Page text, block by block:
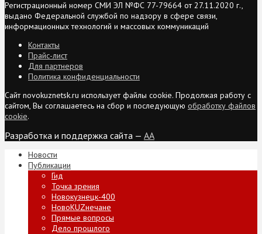
Регистрационный номер СМИ ЭЛ №ФС 77-79664 от 27.11.2020 г.,
выдано Федеральной службой по надзору в сфере связи,
информационных технологий и массовых коммуникаций
Контакты
Прайс-лист
Для партнеров
Политика конфиденциальности
Сайт novokuznetsk.ru использует файлы cookie. Продолжая работу с
сайтом, Вы соглашаетесь на сбор и последующую обработку файлов
cookie.
Разработка и поддержка сайта — AA
Новости
Публикации
Гид
Точка зрения
Новокузнецк-400
НовоKUZнечане
Прямые вопросы
Дело прошлого